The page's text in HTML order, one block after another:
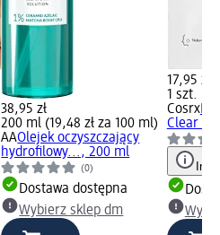
38,95 zł
200 ml (19,48 zł za 100 ml)
AAOlejek oczyszczający
hydrofilowy..., 200 ml
(0)
Dostawa dostępna
Wybierz sklep dm
17,95 zł
1 szt.
Cosrx
Clear